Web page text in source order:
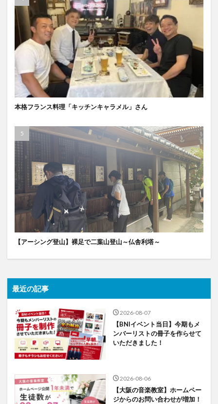
本格フランス料理「キッチンキャラメル」さん
【アーシング登山】裸足で二葉山登山～仏舎利塔～
最近の記事
2026-08-07
【BNIイベント当日】今期もメ
ンバーリストの冊子を作らせて
いただきました！
2026-08-06
【大阪の音楽教室】ホームペー
ジからのお問い合わせが増加！